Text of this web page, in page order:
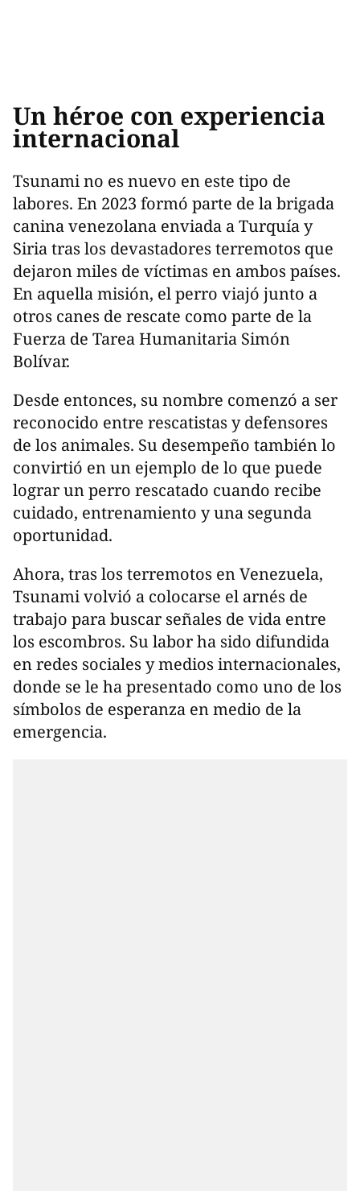
Un héroe con experiencia
internacional
Tsunami no es nuevo en este tipo de
labores. En 2023 formó parte de la brigada
canina venezolana enviada a Turquía y
Siria tras los devastadores terremotos que
dejaron miles de víctimas en ambos países.
En aquella misión, el perro viajó junto a
otros canes de rescate como parte de la
Fuerza de Tarea Humanitaria Simón
Bolívar.
Desde entonces, su nombre comenzó a ser
reconocido entre rescatistas y defensores
de los animales. Su desempeño también lo
convirtió en un ejemplo de lo que puede
lograr un perro rescatado cuando recibe
cuidado, entrenamiento y una segunda
oportunidad.
Ahora, tras los terremotos en Venezuela,
Tsunami volvió a colocarse el arnés de
trabajo para buscar señales de vida entre
los escombros. Su labor ha sido difundida
en redes sociales y medios internacionales,
donde se le ha presentado como uno de los
símbolos de esperanza en medio de la
emergencia.